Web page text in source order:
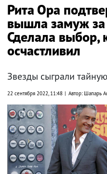
Рита Ора
вышла замуж за
Сделала выбор,
осчастливил
Звезды сыграли
22 сентября 2022, 11:48 Автор: Шапарь